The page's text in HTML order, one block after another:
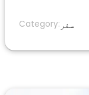
Category: سفر